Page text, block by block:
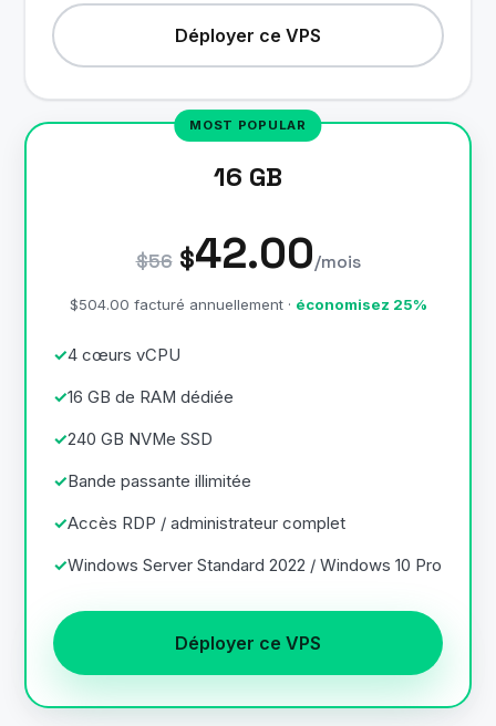
Déployer ce VPS
16 GB
$56 $42.00/mois
$504.00 facturé annuellement · économisez 25%
4 cœurs vCPU
16 GB de RAM dédiée
240 GB NVMe SSD
Bande passante illimitée
Accès RDP / administrateur complet
Windows Server Standard 2022 / Windows 10 Pro
Déployer ce VPS